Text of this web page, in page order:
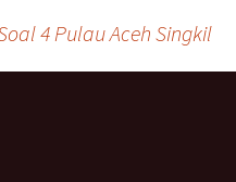
4 Pulau Aceh Singkil